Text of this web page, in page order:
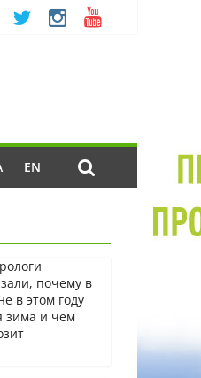
EN
почему в
в этом году
зима и чем